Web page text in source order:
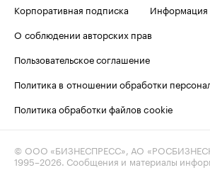
Корпоративная подписка
Информация
О соблюдении авторских прав
Пользовательское соглашение
Политика в отношении обработки
Политика обработки файлов cookie
© ООО «БИЗНЕСПРЕСС», АО
1995–2026. Сообщения и материалы